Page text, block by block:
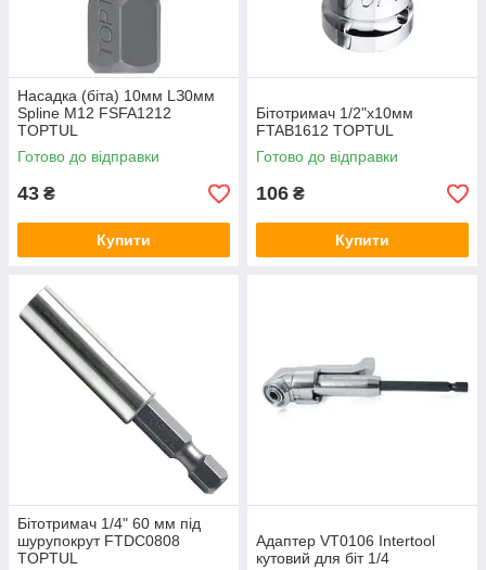
Hacaдка (біта) 10мм LЗ0мм
Spline M12 FSFA1212
TOPTUL
Готово до відправки
43 ₴
Купити
Бітoтpимaч 1/2"x10мм
FTAB1612 TOPTUL
Готово до відправки
106 ₴
Купити
Бітотримач 1/4" 60 мм під
шурупокрут FTDC0808
TOPTUL
Адаптер VT0106 Intertool
кутовий для біт 1/4